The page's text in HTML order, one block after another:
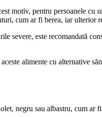
motiv, pentru persoanele cu
cum ar fi berea, iar ulterior
severe, este recomandată
alimente cu alternative
negru sau albastru, cum ar